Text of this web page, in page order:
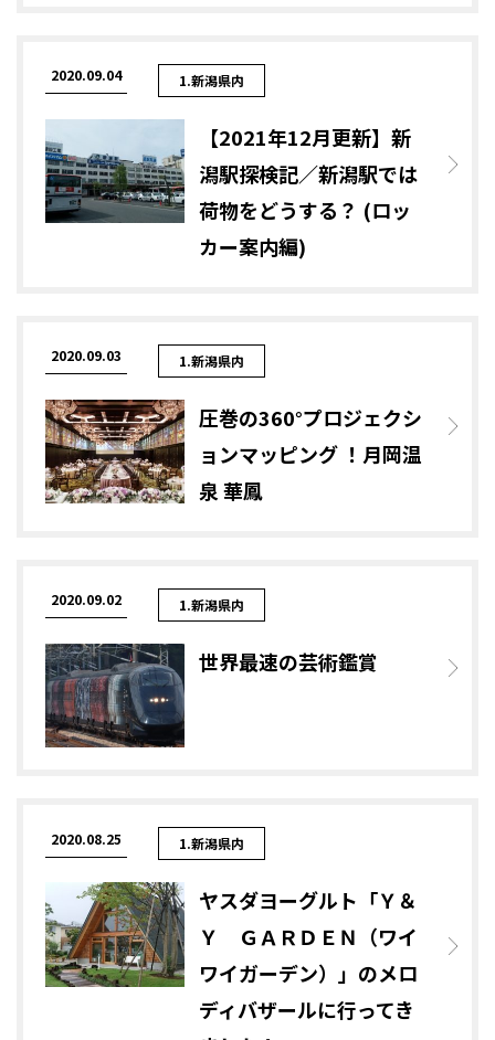
2020.09.04 1.新潟県内
【2021年12月更新】新
潟駅探検記／新潟駅では
荷物をどうする？ (ロッ
カー案内編)
2020.09.03 1.新潟県内
圧巻の360°プロジェクシ
ョンマッピング ！月岡温
泉 華鳳
2020.09.02 1.新潟県内
世界最速の芸術鑑賞
2020.08.25 1.新潟県内
ヤスダヨーグルト「Ｙ＆
Ｙ ＧＡＲＤＥＮ（ワイ
ワイガーデン）」のメロ
ディバザールに行ってき